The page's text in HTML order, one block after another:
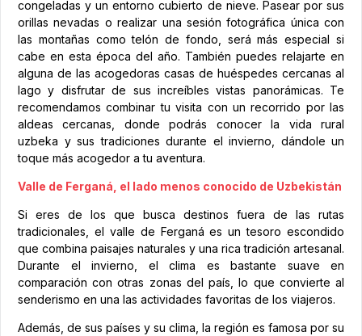
congeladas y un entorno cubierto de nieve. Pasear por sus
orillas nevadas o realizar una sesión fotográfica única con
las montañas como telón de fondo, será más especial si
cabe en esta época del año. También puedes relajarte en
alguna de las acogedoras casas de huéspedes cercanas al
lago y disfrutar de sus increíbles vistas panorámicas. Te
recomendamos combinar tu visita con un recorrido por las
aldeas cercanas, donde podrás conocer la vida rural
uzbeka y sus tradiciones durante el invierno, dándole un
toque más acogedor a tu aventura.
Valle de Ferganá, el lado menos conocido de Uzbekistán
Si eres de los que busca destinos fuera de las rutas
tradicionales, el valle de Ferganá es un tesoro escondido
que combina paisajes naturales y una rica tradición artesanal.
Durante el invierno, el clima es bastante suave en
comparación con otras zonas del país, lo que convierte al
senderismo en una las actividades favoritas de los viajeros.
Además, de sus países y su clima, la región es famosa por su